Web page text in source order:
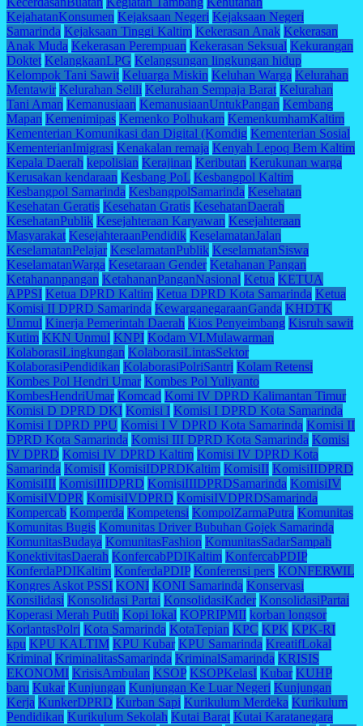
KejahatanKonsumen Kejaksaan Negeri Kejaksaan Negeri
Samarinda Kejaksaan Tinggi Kaltim Kekerasan Anak Kekerasan
Anak Muda Kekerasan Perempuan Kekerasan Seksual Kekurangan
Doktet KelangkaanLPG Kelangsungan lingkungan hidup
Kelompok Tani Sawit Keluarga Miskin Keluhan Warga Kelurahan
Mentawir Kelurahan Selili Kelurahan Sempaja Barat Kelurahan
Tani Aman Kemanusiaan KemanusiaanUntukPangan Kembang
Mapan Kemenimipas Kemenko Polhukam KemenkumhamKaltim
Kementerian Komunikasi dan Digital (Komdig Kementerian Sosial
KementerianImigrasi Kenakalan remaja Kenyah Lepoq Bem Kaltim
Kepala Daerah kepolisian Kerajinan Keributan Kerukunan warga
Kerusakan kendaraan Kesbang PoL Kesbangpol Kaltim
Kesbangpol Samarinda KesbangpolSamarinda Kesehatan
Kesehatan Geratis Kesehatan Gratis KesehatanDaerah
KesehatanPublik Kesejahteraan Karyawan Kesejahteraan
Masyarakat KesejahteraanPendidik KeselamatanJalan
KeselamatanPelajar KeselamatanPublik KeselamatanSiswa
KeselamatanWarga Kesetaraan Gender Ketahanan Pangan
Ketahananpangan KetahananPanganNasional Ketua KETUA
APPSI Ketua DPRD Kaltim Ketua DPRD Kota Samarinda Ketua
Komisi II DPRD Samarinda KewarganegaraanGanda KHDTK
Unmul Kinerja Pemerintah Daerah Kios Penyeimbang Kisruh sawit
Kutim KKN Unmul KNPI Kodam VI.Mulawarman
KolaborasiLingkungan KolaborasiLintasSektor
KolaborasiPendidikan KolaborasiPolriSantri Kolam Retensi
Kombes Pol Hendri Umar Kombes Pol Yuliyanto
KombesHendriUmar Komcad Komi IV DPRD Kalimantan Timur
Komisi D DPRD DKI Komisi I Komisi I DPRD Kota Samarinda
Komisi I DPRD PPU Komisi I V DPRD Kota Samarinda Komisi II
DPRD Kota Samarinda Komisi III DPRD Kota Samarinda Komisi
IV DPRD Komisi IV DPRD Kaltim Komisi IV DPRD Kota
Samarinda KomisiI KomisiIDPRDKaltim KomisiII KomisiIIDPRD
KomisiIII KomisiIIIDPRD KomisiIIIDPRDSamarinda KomisiIV
KomisiIVDPR KomisiIVDPRD KomisiIVDPRDSamarinda
Kompercab Komperda Kompetensi KompolZarmaPutra Komunitas
Komunitas Bugis Komunitas Driver Bubuhan Gojek Samarinda
KomunitasBudaya KomunitasFashion KomunitasSadarSampah
KonektivitasDaerah KonfercabPDIKaltim KonfercabPDIP
KonferdaPDIKaltim KonferdaPDIP Konferensi pers KONFERWIL
Kongres Askot PSSI KONI KONI Samarinda Konservasi
Konsilidasi Konsolidasi Partai KonsolidasiKader KonsolidasiPartai
Koperasi Merah Putih Kopi lokal KOPRIPMII korban longsor
KorlantasPolri Kota Samarinda KotaTepian KPC KPK KPK-RI
kpu KPU KALTIM KPU Kubar KPU Samarinda KreatifLokal
Kriminal KriminalitasSamarinda KriminalSamarinda KRISIS
EKONOMI KrisisAmbulan KSOP KSOPKelasI Kubar KUHP
baru Kukar Kunjungan Kunjungan Ke Luar Negeri Kunjungan
Kerja KunkerDPRD Kurban Sapi Kurikulum Merdeka Kurikulum
Pendidikan Kurikulum Sekolah Kutai Barat Kutai Karatanegara